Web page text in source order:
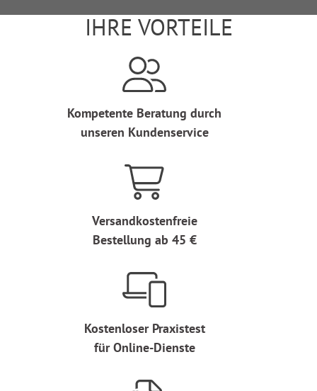
IHRE VORTEILE
Kompetente Beratung durch
unseren Kundenservice
Versandkostenfreie
Bestellung ab 45 €
Kostenloser Praxistest
für Online-Dienste